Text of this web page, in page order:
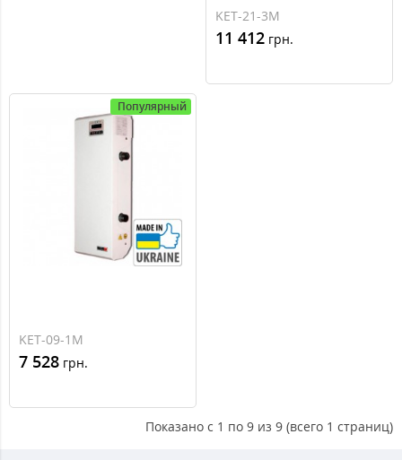
KET-21-3M
11 412 грн.
Популярный
KET-09-1M
7 528 грн.
Показано с 1 по 9 из 9 (всего 1 страниц)